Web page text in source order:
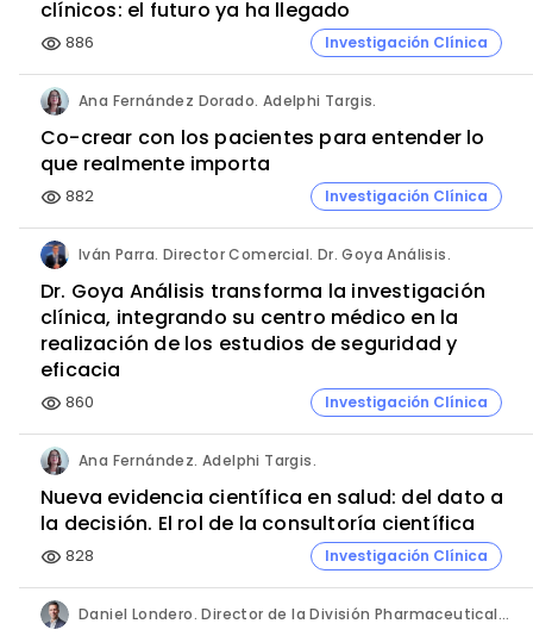
clínicos: el futuro ya ha llegado
visibility 886 Investigación Clínica
Ana Fernández Dorado. Adelphi Targis.
Co-crear con los pacientes para entender lo
que realmente importa
visibility 882 Investigación Clínica
Iván Parra. Director Comercial. Dr. Goya Análisis.
Dr. Goya Análisis transforma la investigación
clínica, integrando su centro médico en la
realización de los estudios de seguridad y
eficacia
visibility 860 Investigación Clínica
Ana Fernández. Adelphi Targis.
Nueva evidencia científica en salud: del dato a
la decisión. El rol de la consultoría científica
visibility 828 Investigación Clínica
Daniel Londero. Director de la División Pharmaceuticals. Bayer de México.